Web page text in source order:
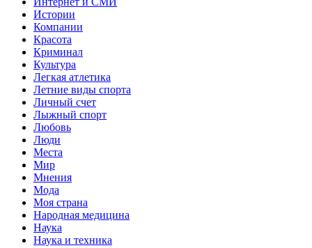
Истории
Компании
Красота
Криминал
Культура
Легкая атлетика
Летние виды спорта
Личный счет
Лыжный спорт
Любовь
Люди
Места
Мир
Мнения
Мода
Моя страна
Народная медицина
Наука
Наука и техника